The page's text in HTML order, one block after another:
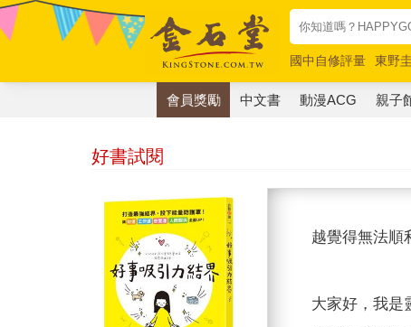
國中自修評量 東野
唯紅花綻放
奧德賽
會員獎勵 中文書 動漫ACG 親子
好書試閱
越覺得無法順
大家好，我是